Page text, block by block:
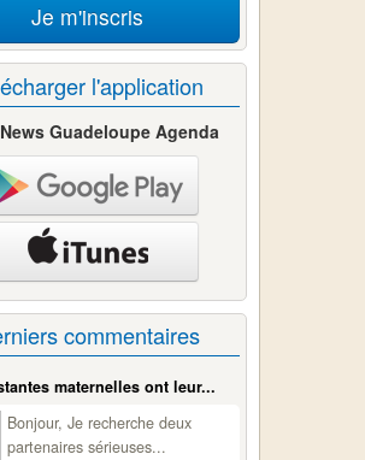
Je m'inscris
l'application
Guadeloupe Agenda
commentaires
maternelles ont leur...
Bonjour, Je recherche deux
partenaires sérieuses...